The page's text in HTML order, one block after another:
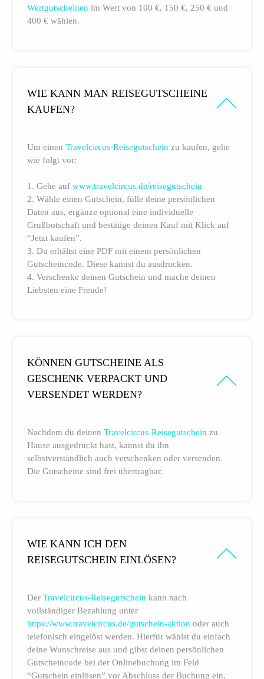
Wertgutscheinen im Wert von 100 €, 150 €, 250 € und
400 € wählen.
WIE KANN MAN REISEGUTSCHEINE
KAUFEN?
Um einenTravelcircus-Reisegutschein zu kaufen, gehe
wie folgt vor:
1. Gehe aufwww.travelcircus.de/reisegutschein
2. Wähle einen Gutschein, fülle deine persönlichen
Daten aus, ergänze optional eine individuelle
Grußbotschaft und bestätige deinen Kauf mit Klick auf
“Jetzt kaufen”.
3. Du erhältst eine PDF mit einem persönlichen
Gutscheincode. Diese kannst du ausdrucken.
4. Verschenke deinen Gutschein und mache deinen
Liebsten eine Freude!
KÖNNEN GUTSCHEINE ALS
GESCHENK VERPACKT UND
VERSENDET WERDEN?
Nachdem du deinenTravelcircus-Reisegutschein zu
Hause ausgedruckt hast, kannst du ihn
selbstverständlich auch verschenken oder versenden.
Die Gutscheine sind frei übertragbar.
WIE KANN ICH DEN
REISEGUTSCHEIN EINLÖSEN?
DerTravelcircus-Reisegutschein kann nach
vollständiger Bezahlung unter
https://www.travelcircus.de/gutschein-aktion oder auch
telefonisch eingelöst werden. Hierfür wählst du einfach
deine Wunschreise aus und gibst deinen persönlichen
Gutscheincode bei der Onlinebuchung im Feld
“Gutschein einlösen” vor Abschluss der Buchung ein.